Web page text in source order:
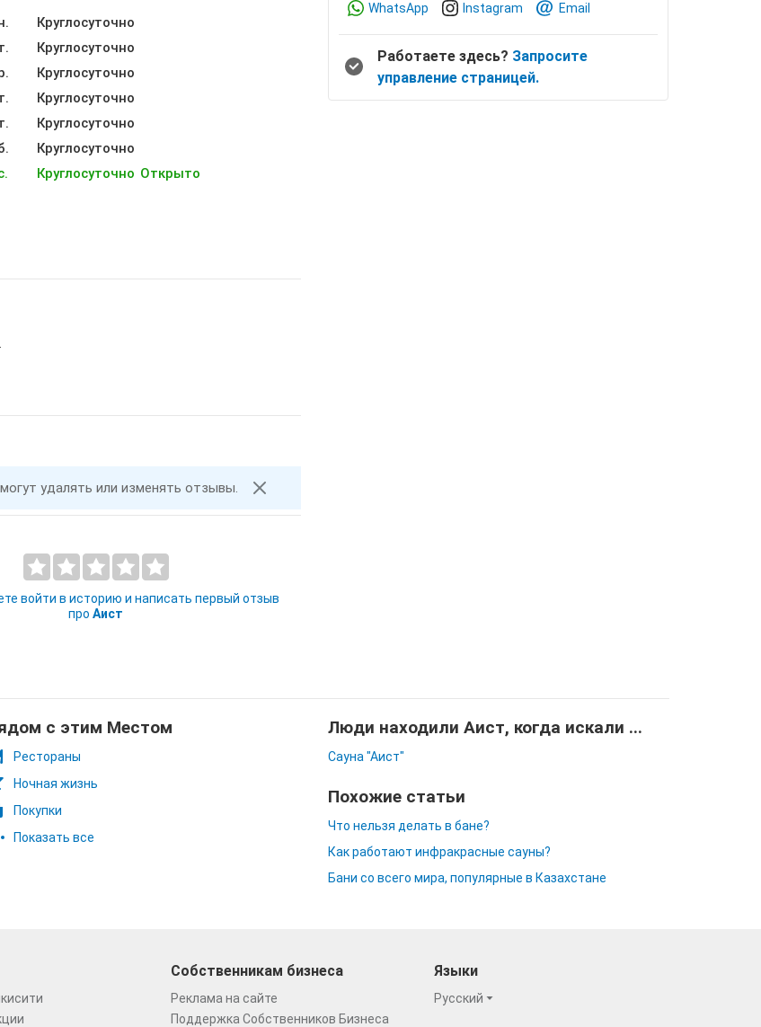
Круглосуточно
Круглосуточно
Круглосуточно
Круглосуточно
Круглосуточно
Круглосуточно
Круглосуточно Открыто
удалять или изменять отзывы.
войти в историю и написать первый отзыв
проАист
WhatsApp Instagram Email
Работаете здесь? Запросите
управление страницей.
с этим Местом
Рестораны
Ночная жизнь
Покупки
Показать все
Люди находили Аист, когда искали ...
Сауна "Аист"
Похожие статьи
Что нельзя делать в бане?
Как работают инфракрасные сауны?
Бани со всего мира, популярные в Казахстане
Собственникам бизнеса
Реклама на сайте
Поддержка Собственников Бизнеса
Языки
Русский